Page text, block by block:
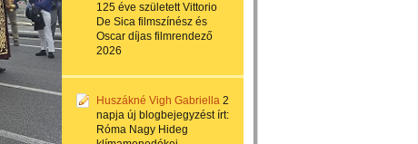
125 éve született Vittorio
De Sica filmszínész és
Oscar díjas filmrendező
2026
Huszákné Vigh Gabriella 2
napja új blogbejegyzést írt:
Róma Nagy Hideg